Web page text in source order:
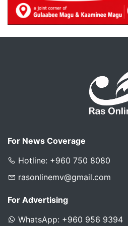
For News Coverage
Hotline: +960 750 8080
rasonlinemv@gmail.com
For Advertising
WhatsApp: +960 956 9394